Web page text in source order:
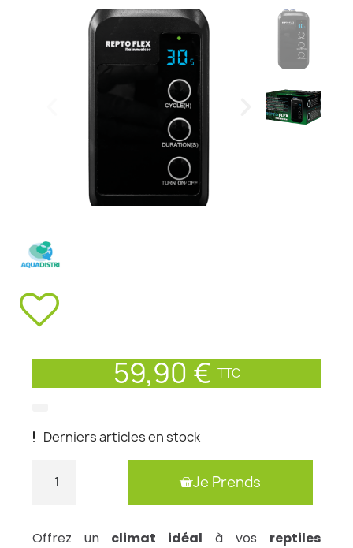
59,90 € TTC
Derniers articles en stock
Je Prends
Offrez un climat idéal à vos reptiles